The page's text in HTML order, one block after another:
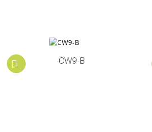
Add to cartCW9-B